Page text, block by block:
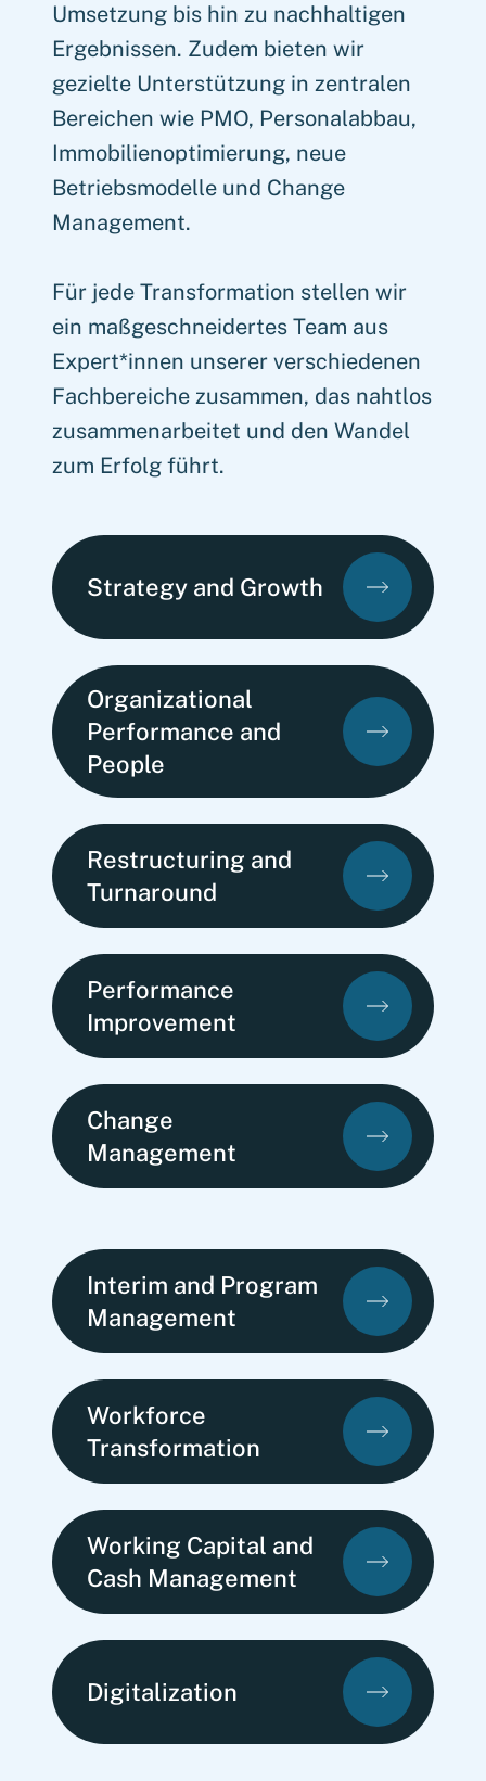
Umsetzung bis hin zu nachhaltigen
Ergebnissen. Zudem bieten wir
gezielte Unterstützung in zentralen
Bereichen wie PMO, Personalabbau,
Immobilienoptimierung, neue
Betriebsmodelle und Change
Management.
Für jede Transformation stellen wir
ein maßgeschneidertes Team aus
Expert*innen unserer verschiedenen
Fachbereiche zusammen, das nahtlos
zusammenarbeitet und den Wandel
zum Erfolg führt.
Strategy and Growth
Organizational
Performance and
People
Restructuring and
Turnaround
Performance
Improvement
Change
Management
Interim and Program
Management
Workforce
Transformation
Working Capital and
Cash Management
Digitalization